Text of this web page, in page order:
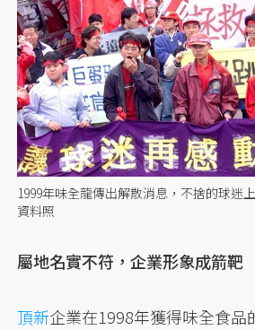
1999年味全龍傳出解散消息，不捨的球迷
資料照
屬地名實不符，企業形象成箭靶
頂新企業在1998年獲得味全食品